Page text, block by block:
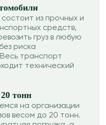
из прочных и
средств,
груз в любую
риска
транспорт
технический
тонн
на организации
весом до 20 тонн.